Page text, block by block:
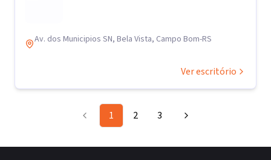
Av. dos Municipios SN, Bela Vista, Campo Bom-RS
Ver escritório
1 2 3